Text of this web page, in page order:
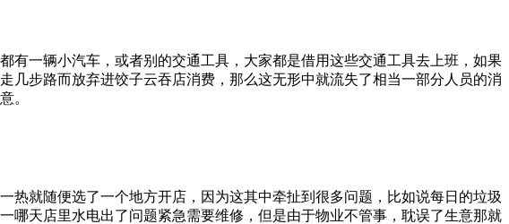
有一辆小汽车，或者别的交通工具，大家都是借用这些交通工具去上班，如果
几步路而放弃进饺子云吞店消费，那么这无形中就流失了相当一部分人员的消
。
就随便选了一个地方开店，因为这其中牵扯到很多问题，比如说每日的垃圾
哪天店里水电出了问题紧急需要维修，但是由于物业不管事，耽误了生意那就